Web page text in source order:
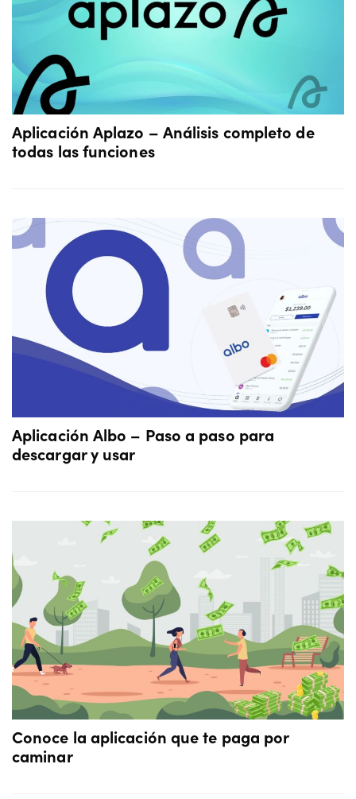
Aplicación Aplazo – Análisis completo de
todas las funciones
Aplicación Albo – Paso a paso para
descargar y usar
Conoce la aplicación que te paga por
caminar